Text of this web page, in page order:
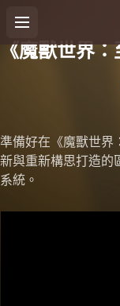
《魔獸世界
準備好在《魔獸世界
新與重新構思打造的
系統。